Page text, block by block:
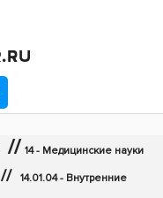
// 14 - Медицинские науки
// 14.01.04 - Внутренние